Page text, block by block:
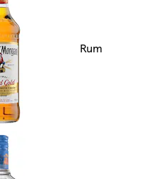
Rum